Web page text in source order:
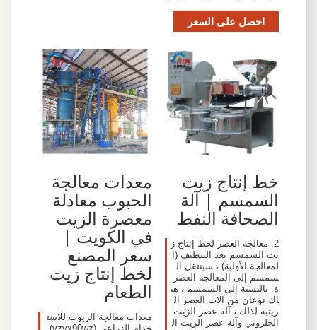
احصل على السعر
خط إنتاج زيت
السمسم | آلة
الصحافة النفط
2. معالجة العصر لخط إنتاج ز
يت السمسم بعد التنظيف (ا
لمعالجة الأولية) ، سينتقل ال
سمسم إلى المعالجة العصر
ة. بالنسبة إلى السمسم ، هن
اك نوعان من آلات العصر ال
زيتية لذلك ، آلة عصر الزيت
الحلزوني وآلة عصر الزيت ال
معدات معالجة
الحبوب معادلة
معصرة الزيت
في الكويت |
سعر المصنع
لخط إنتاج زيت
الطعام
معدات معالجة الزيوت للاست